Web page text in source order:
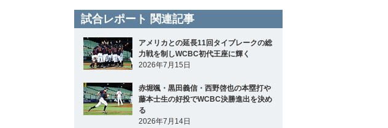
試合レポート 関連記事
アメリカとの延長11回タイブレークの総
力戦を制しWCBC初代王座に輝く
2026年7月15日
赤堀颯・黒田義信・西野啓也の本塁打や
藤本士生の好投でWCBC決勝進出を決め
る
2026年7月14日